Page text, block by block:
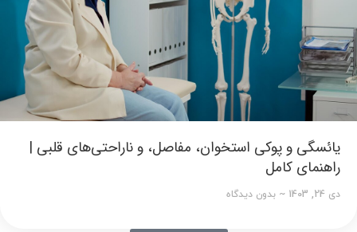
یائسگی و پوکی استخوان، مفاصل، و ناراحتی‌های قلبی |
راهنمای کامل
دی 24, 1403 بدون دیدگاه